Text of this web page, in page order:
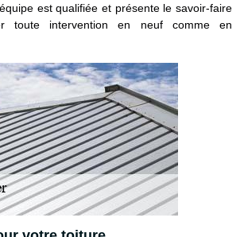
est qualifiée et présente le savoir-faire
toute intervention en neuf comme en